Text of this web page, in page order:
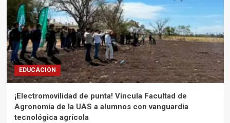
EDUCACION
¡Electromovilidad de punta! Vincula Facultad de
Agronomía de la UAS a alumnos con vanguardia
tecnológica agrícola